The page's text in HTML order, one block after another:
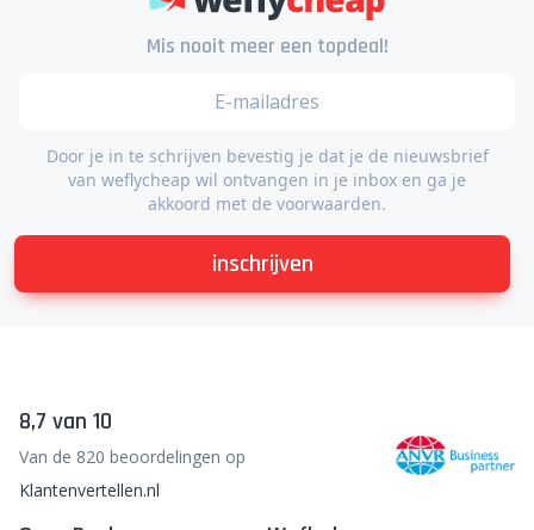
Mis nooit meer een topdeal!
Door je in te schrijven bevestig je dat je de nieuwsbrief
van weflycheap wil ontvangen in je inbox en ga je
inschrijven
8,7 van 10